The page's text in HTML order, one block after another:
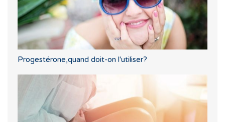
Progestérone,quand doit-on l'utiliser?